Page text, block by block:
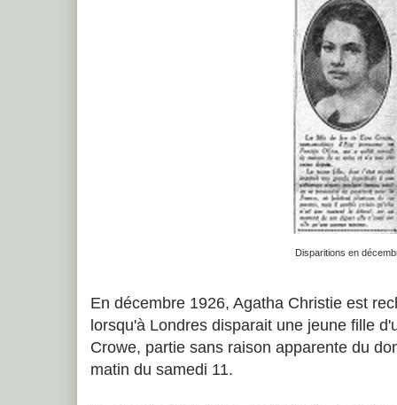
Disparitions en
En décembre 1926, Agatha Christie est
lorsqu'à Londres disparait une jeune fille
Crowe, partie sans raison apparente du
matin du samedi 11.